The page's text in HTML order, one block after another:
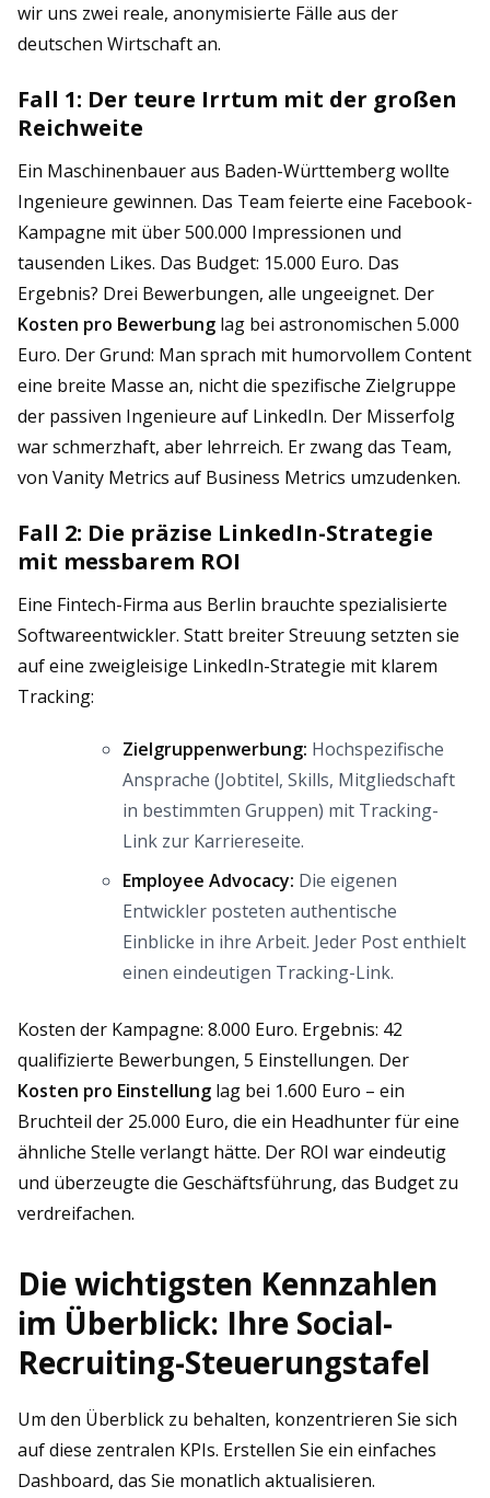
wir uns zwei reale, anonymisierte Fälle aus der
deutschen Wirtschaft an.
Fall 1: Der teure Irrtum mit der großen
Reichweite
Ein Maschinenbauer aus Baden-Württemberg wollte
Ingenieure gewinnen. Das Team feierte eine Facebook-
Kampagne mit über 500.000 Impressionen und
tausenden Likes. Das Budget: 15.000 Euro. Das
Ergebnis? Drei Bewerbungen, alle ungeeignet. Der
Kosten pro Bewerbung lag bei astronomischen 5.000
Euro. Der Grund: Man sprach mit humorvollem Content
eine breite Masse an, nicht die spezifische Zielgruppe
der passiven Ingenieure auf LinkedIn. Der Misserfolg
war schmerzhaft, aber lehrreich. Er zwang das Team,
von Vanity Metrics auf Business Metrics umzudenken.
Fall 2: Die präzise LinkedIn-Strategie
mit messbarem ROI
Eine Fintech-Firma aus Berlin brauchte spezialisierte
Softwareentwickler. Statt breiter Streuung setzten sie
auf eine zweigleisige LinkedIn-Strategie mit klarem
Tracking:
Zielgruppenwerbung: Hochspezifische
Ansprache (Jobtitel, Skills, Mitgliedschaft
in bestimmten Gruppen) mit Tracking-
Link zur Karriereseite.
Employee Advocacy: Die eigenen
Entwickler posteten authentische
Einblicke in ihre Arbeit. Jeder Post enthielt
einen eindeutigen Tracking-Link.
Kosten der Kampagne: 8.000 Euro. Ergebnis: 42
qualifizierte Bewerbungen, 5 Einstellungen. Der
Kosten pro Einstellung lag bei 1.600 Euro – ein
Bruchteil der 25.000 Euro, die ein Headhunter für eine
ähnliche Stelle verlangt hätte. Der ROI war eindeutig
und überzeugte die Geschäftsführung, das Budget zu
verdreifachen.
Die wichtigsten Kennzahlen
im Überblick: Ihre Social-
Recruiting-Steuerungstafel
Um den Überblick zu behalten, konzentrieren Sie sich
auf diese zentralen KPIs. Erstellen Sie ein einfaches
Dashboard, das Sie monatlich aktualisieren.